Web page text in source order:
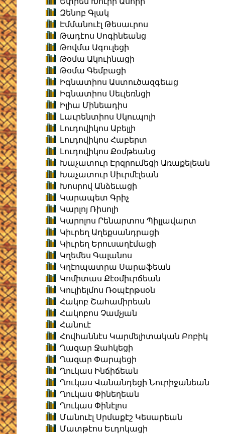
Զենոբ Գլակ
Էմմանուէլ Թեսաւրոս
Թադէոս Սոգինեանց
Թովմա Ագուլեցի
Թօմա Ակուինացի
Թօմա Գեմբացի
Իգնատիոս Աստուծազգեաց
Իգնատիոս Սեւլեռնցի
Իլիա Մինեադիս
Լաւրենտիոս Սկուպոլի
Լուդովիկոս Աբելլի
Լուդովիկոս Հաբերտ
Լուդովիկոս Քօմթեանց
Խաչատուր Էրզրումեցի Առաքելեան
Խաչատուր Սիւրմէլեան
Խոսրով Անձեւացի
Կարապետ Գրիչ
Կարլոյ Ռիսոլի
Կարոլոս Րենարտոս Պիլլավարտ
Կիւրեղ Աղեքսանդրացի
Կիւրեղ Երուսաղէմացի
Կղեմես Գալանոս
Կղէոպատրա Սարաֆեան
Կոմիտաս Քէօմիւրճեան
Կուլիելմոս Ռօպէրթսօն
Հակոբ Շահամիրեան
Հակոբոս Չամչյան
Հանուէ
Հովհաննէս Կարմելիտական Բոբիկ
Ղազար Ջահկեցի
Ղազար Փարպեցի
Ղուկաս Ինճիճեան
Ղուկաս Վանանդեցի Նուրիջանեան
Ղուկաս Փինեղեան
Ղուկաս Փինէլոս
Մանուէլ Սրմաքէշ Կեսարեան
Մատթէոս Եւդոկացի